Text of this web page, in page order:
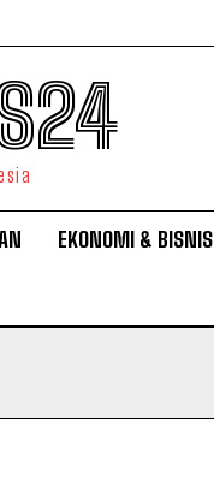
EKONOMI & BISNIS